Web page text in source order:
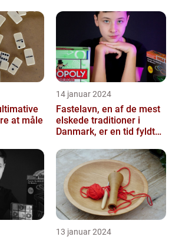
at måle
14 januar 2024
Fastelavn, en af de mest
elskede traditioner i
Danmark, er en tid fyldt
festligheder fo...
13 januar 2024